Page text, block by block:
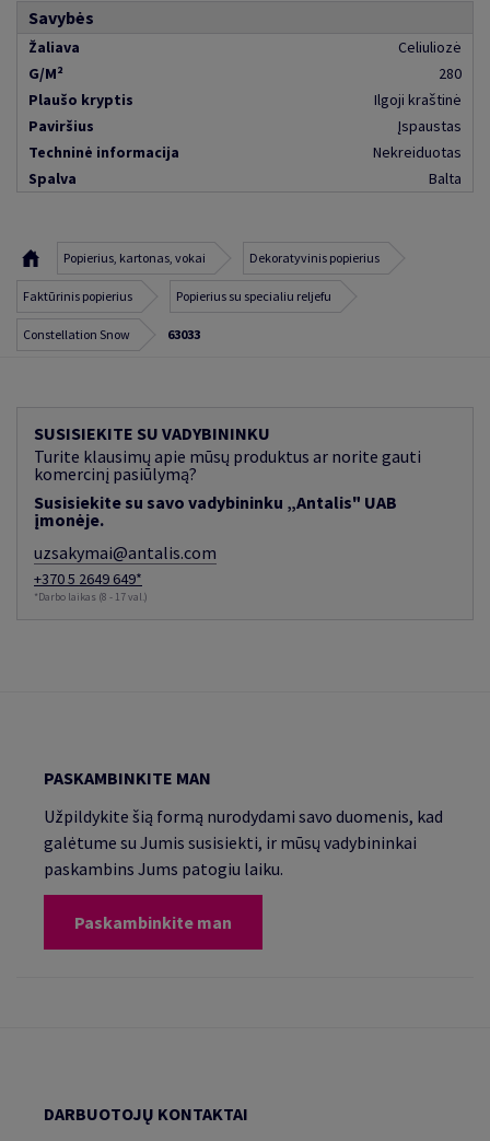
Savybės
Žaliava
Celiuliozė
G/M²
280
Plaušo kryptis
Ilgoji kraštinė
Paviršius
Įspaustas
Techninė informacija
Nekreiduotas
Spalva
Balta
Popierius, kartonas, vokai Dekoratyvinis popierius
Faktūrinis popierius Popierius su specialiu reljefu
Constellation Snow 63033
SUSISIEKITE SU VADYBININKU
Turite klausimų apie mūsų produktus ar norite gauti
komercinį pasiūlymą?
Susisiekite su savo vadybininku „Antalis" UAB
įmonėje.
uzsakymai@antalis.com
+370 5 2649 649*
*Darbo laikas (8 - 17 val.)
PASKAMBINKITE MAN
Užpildykite šią formą nurodydami savo duomenis, kad
galėtume su Jumis susisiekti, ir mūsų vadybininkai
paskambins Jums patogiu laiku.
Paskambinkite man
DARBUOTOJŲ KONTAKTAI